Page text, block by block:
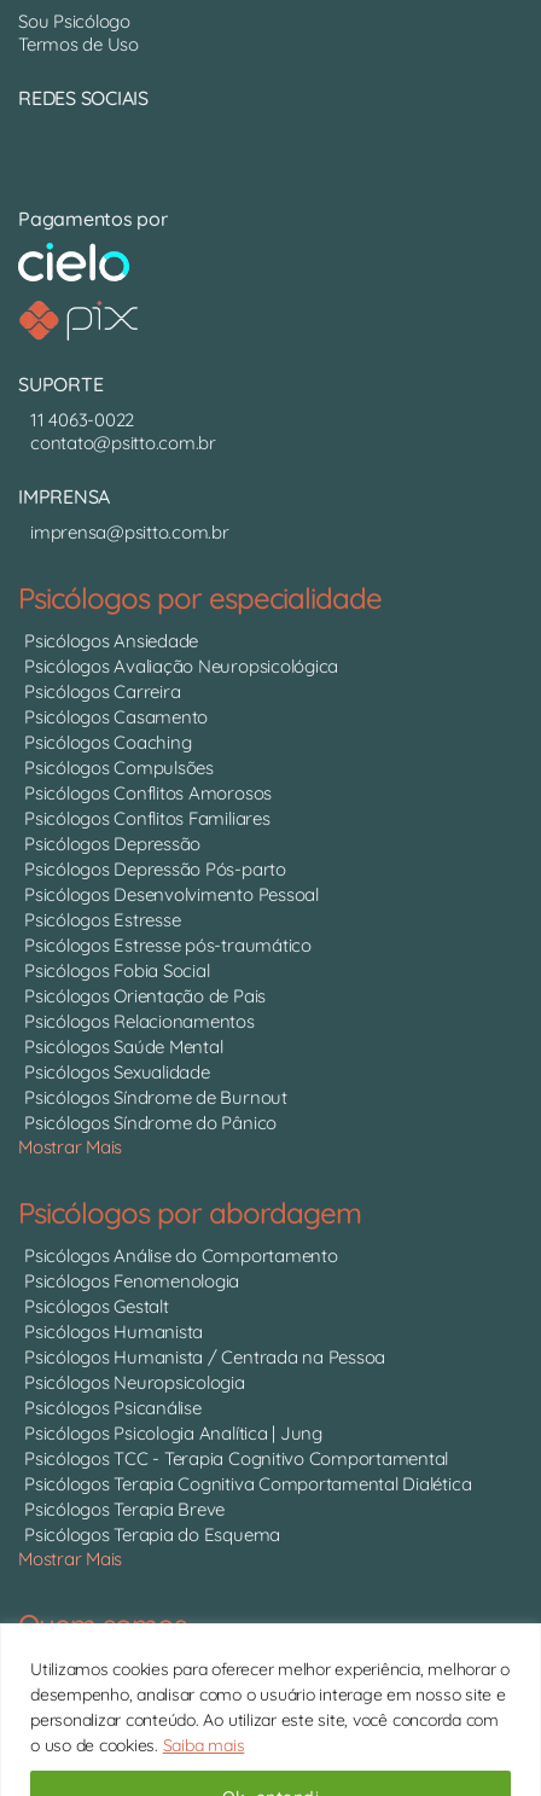
Utilizamos cookies para oferecer melhor experiência, melhorar o
desempenho, analisar como o usuário interage em nosso site e
personalizar conteúdo. Ao utilizar este site, você concorda com
o uso de cookies. Saiba mais
Sou Psicólogo
Termos de Uso
REDES SOCIAIS
Pagamentos por
SUPORTE
11 4063-0022
contato@psitto.com.br
IMPRENSA
imprensa@psitto.com.br
Psicólogos por especialidade
Psicólogos Ansiedade
Psicólogos Avaliação Neuropsicológica
Psicólogos Carreira
Psicólogos Casamento
Psicólogos Coaching
Psicólogos Compulsões
Psicólogos Conflitos Amorosos
Psicólogos Conflitos Familiares
Psicólogos Depressão
Psicólogos Depressão Pós-parto
Psicólogos Desenvolvimento Pessoal
Psicólogos Estresse
Psicólogos Estresse pós-traumático
Psicólogos Fobia Social
Psicólogos Orientação de Pais
Psicólogos Relacionamentos
Psicólogos Saúde Mental
Psicólogos Sexualidade
Psicólogos Síndrome de Burnout
Psicólogos Síndrome do Pânico
Mostrar Mais
Psicólogos por abordagem
Psicólogos Análise do Comportamento
Psicólogos Fenomenologia
Psicólogos Gestalt
Psicólogos Humanista
Psicólogos Humanista / Centrada na Pessoa
Psicólogos Neuropsicologia
Psicólogos Psicanálise
Psicólogos Psicologia Analítica | Jung
Psicólogos TCC - Terapia Cognitivo Comportamental
Psicólogos Terapia Cognitiva Comportamental Dialética
Psicólogos Terapia Breve
Psicólogos Terapia do Esquema
Mostrar Mais
Quem somos
Somos 750 psicólogos com CRP ativo, atendendo online em
todo o Brasil.Conheça cada um deles
11 4063-0022 | contato@psitto.com.br |